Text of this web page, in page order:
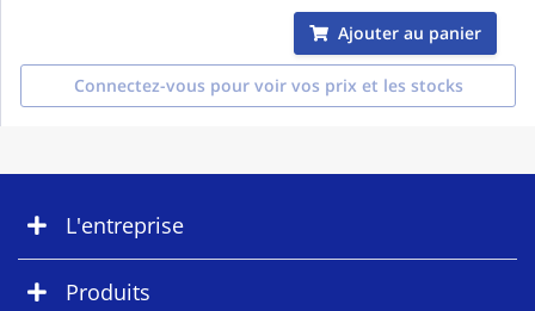
Ajouter au panier
Connectez-vous pour voir vos prix et les stocks
L'entreprise
Produits